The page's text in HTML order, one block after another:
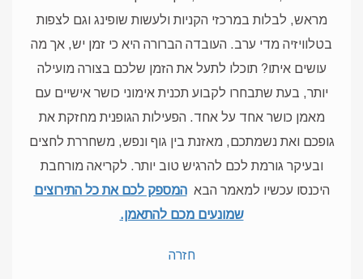
מראש, לבלות במרכזי הקניות ולעשות שופינג וגם לצפות
בטלוויזיה מדי ערב. העובדה הברורה היא כי זמן יש, אך מה
עושים איתו? תוכלו לתעל את הזמן שלכם בצורה מועילה
יותר, בעת שתבחרו לקבוע תכנית אימוני כושר אישיים עם
מאמן כושר אחד על אחד. הפעילות הגופנית מחזקת את
גופכם ואת נשמתכם, מאזנת בין גוף ונפש, משחררת לחצים
ובעיקר גורמת לכם להרגיש טוב יותר. לקריאה מורחבת
היכנסו עכשיו למאמר הבאהמספק לכם את כל התירוצים
שמונעים מכם להתאמן.
חזרה